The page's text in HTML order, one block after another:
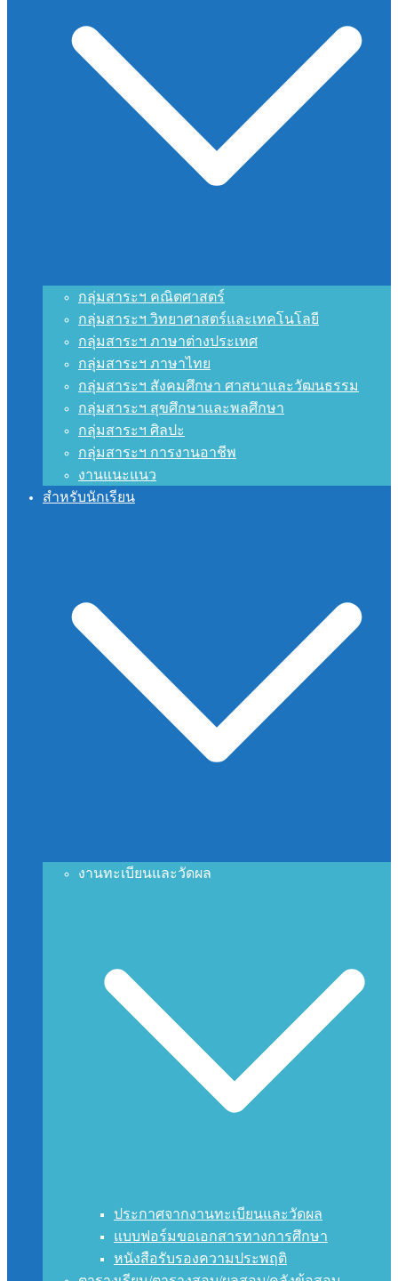
กลุ่มสาระฯ คณิตศาสตร์
กลุ่มสาระฯ วิทยาศาสตร์และเทคโนโลยี
กลุ่มสาระฯ ภาษาต่างประเทศ
กลุ่มสาระฯ ภาษาไทย
กลุ่มสาระฯ สังคมศึกษา ศาสนาและวัฒนธรรม
กลุ่มสาระฯ สุขศึกษาและพลศึกษา
กลุ่มสาระฯ ศิลปะ
กลุ่มสาระฯ การงานอาชีพ
งานแนะแนว
สำหรับนักเรียน
งานทะเบียนและวัดผล
ประกาศจากงานทะเบียนและวัดผล
แบบฟอร์มขอเอกสารทางการศึกษา
หนังสือรับรองความประพฤติ